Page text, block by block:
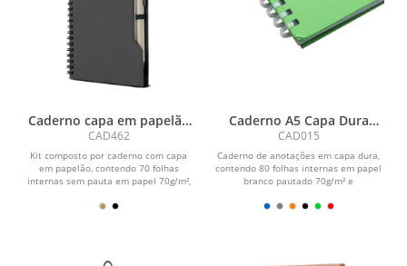
Caderno capa em papelão
reciclado com caneta
CAD462
Kit composto por caderno com capa
em papelão, contendo 70 folhas
internas sem pauta em papel 70g/m²,
Caderno A5 Capa Dura
(21x14,5)
CAD015
Caderno de anotações em capa dura,
contendo 80 folhas internas em papel
branco pautado 70g/m² e